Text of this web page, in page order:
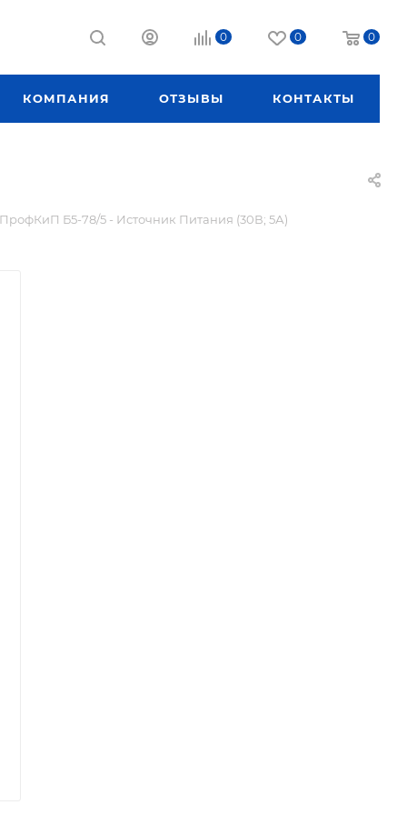
0 0 0
КОМПАНИЯ ОТЗЫВЫ КОНТАКТЫ
ПрофКиП Б5-78/5 - Источник Питания (30В; 5А)